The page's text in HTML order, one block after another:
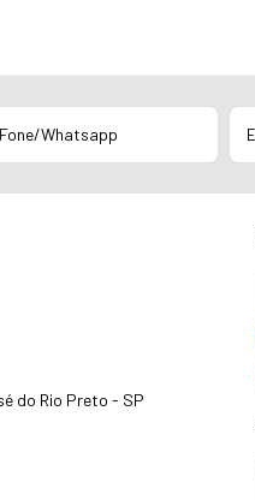
do Rio Preto - SP